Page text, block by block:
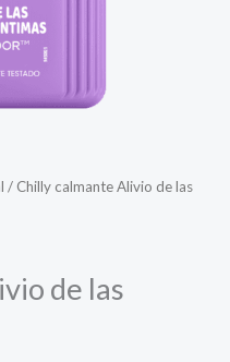
/ Chilly calmante Alivio de las
de las